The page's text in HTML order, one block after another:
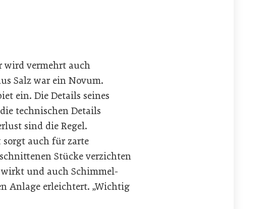
wird vermehrt auch
Salz war ein Novum.
ein. Die Details seines
technischen Details
sind die Regel.
auch für zarte
Stücke verzichten
und auch Schimmel-
Anlage erleichtert. „Wichtig